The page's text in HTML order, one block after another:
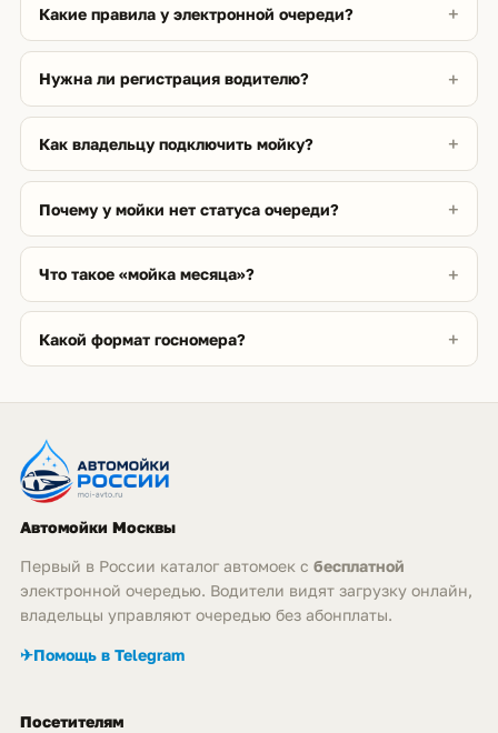
Какие правила у электронной очереди?
Нужна ли регистрация водителю?
Как владельцу подключить мойку?
Почему у мойки нет статуса очереди?
Что такое «мойка месяца»?
Какой формат госномера?
Автомойки Москвы
Первый в России каталог автомоек с бесплатной
электронной очередью. Водители видят загрузку онлайн,
владельцы управляют очередью без абонплаты.
✈Помощь в Telegram
Посетителям